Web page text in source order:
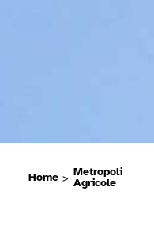
Home > Metropoli
Agricole